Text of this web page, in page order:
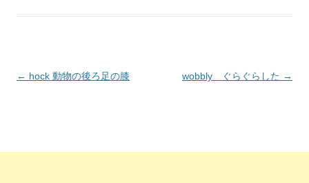
投
ゲ
← hock 動物の後ろ足の膝 wobbly ぐらぐらした →